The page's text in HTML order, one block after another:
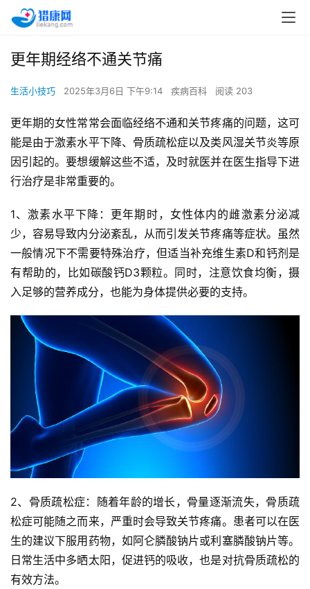
更年期经络不通关节痛
生活小技巧 2025年3月6日 下午9:14 疾病百科 阅读 203
更年期的女性常常会面临经络不通和关节疼痛的问题，这可
能是由于激素水平下降、骨质疏松症以及类风湿关节炎等原
因引起的。要想缓解这些不适，及时就医并在医生指导下进
行治疗是非常重要的。
1、激素水平下降：更年期时，女性体内的雌激素分泌减
少，容易导致内分泌紊乱，从而引发关节疼痛等症状。虽然
一般情况下不需要特殊治疗，但适当补充维生素D和钙剂是
有帮助的，比如碳酸钙D3颗粒。同时，注意饮食均衡，摄
入足够的营养成分，也能为身体提供必要的支持。
2、骨质疏松症：随着年龄的增长，骨量逐渐流失，骨质疏
松症可能随之而来，严重时会导致关节疼痛。患者可以在医
生的建议下服用药物，如阿仑膦酸钠片或利塞膦酸钠片等。
日常生活中多晒太阳，促进钙的吸收，也是对抗骨质疏松的
有效方法。